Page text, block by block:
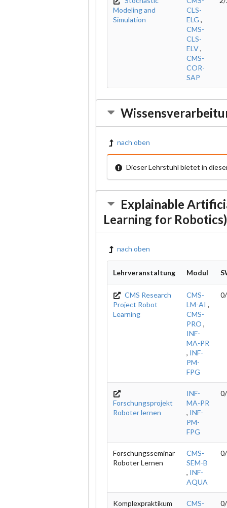
Modeling and
Simulation
CLS-
ELG ,
CMS-
CLS-
ELV,
CMS-
COR-
SAP
nach oben
Dieser Lehrstuhl bietet in
Explainable
Learning for Robotics)
nach oben
Lehrveranstaltung Modul
CMS Research
Project Robot
Learning
CMS-
LM-AI ,
CMS-
PRO ,
INF-
MA-PR
, INF-
PM-
FPG
Forschungsprojekt
Roboter lernen
INF-
MA-PR
, INF-
PM-
FPG
Forschungsseminar
Roboter Lernen
CMS-
SEM-B
, INF-
AQUA
Komplexpraktikum
CMS-